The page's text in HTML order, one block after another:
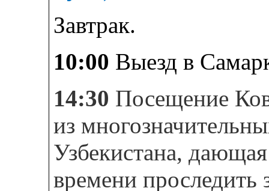
Завтрак.
10:00 Выезд в
14:30 Посещение
из
Узбекистана,
времени проследить